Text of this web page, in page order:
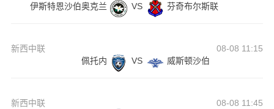
伊斯特恩沙伯奥克兰
VS 芬奇布尔斯联
新西中联
08-08 11:15
佩托内
VS 威斯顿沙伯
新西中联
08-08 11:45